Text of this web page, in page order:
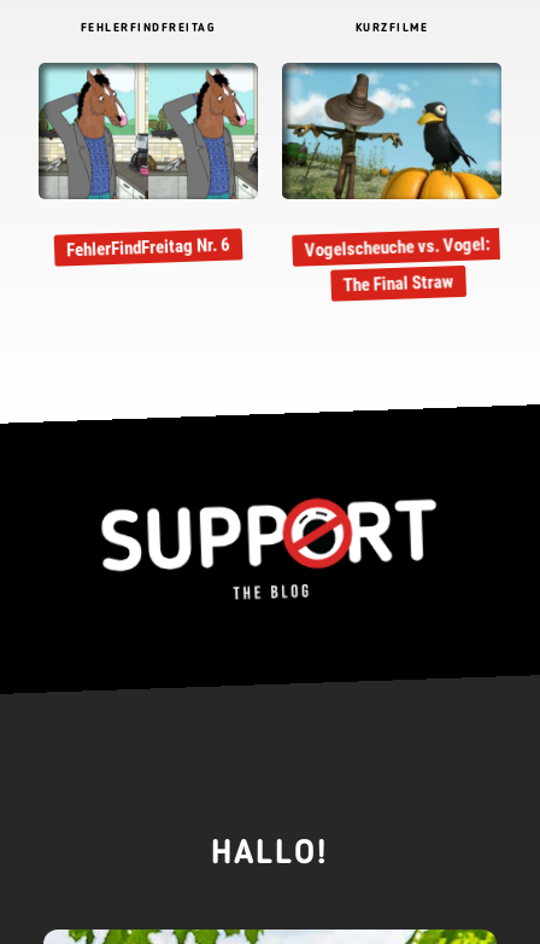
FEHLERFINDFREITAG
FehlerFindFreitag Nr. 6
KURZFILME
Vogelscheuche vs. Vogel:
The Final Straw
HALLO!